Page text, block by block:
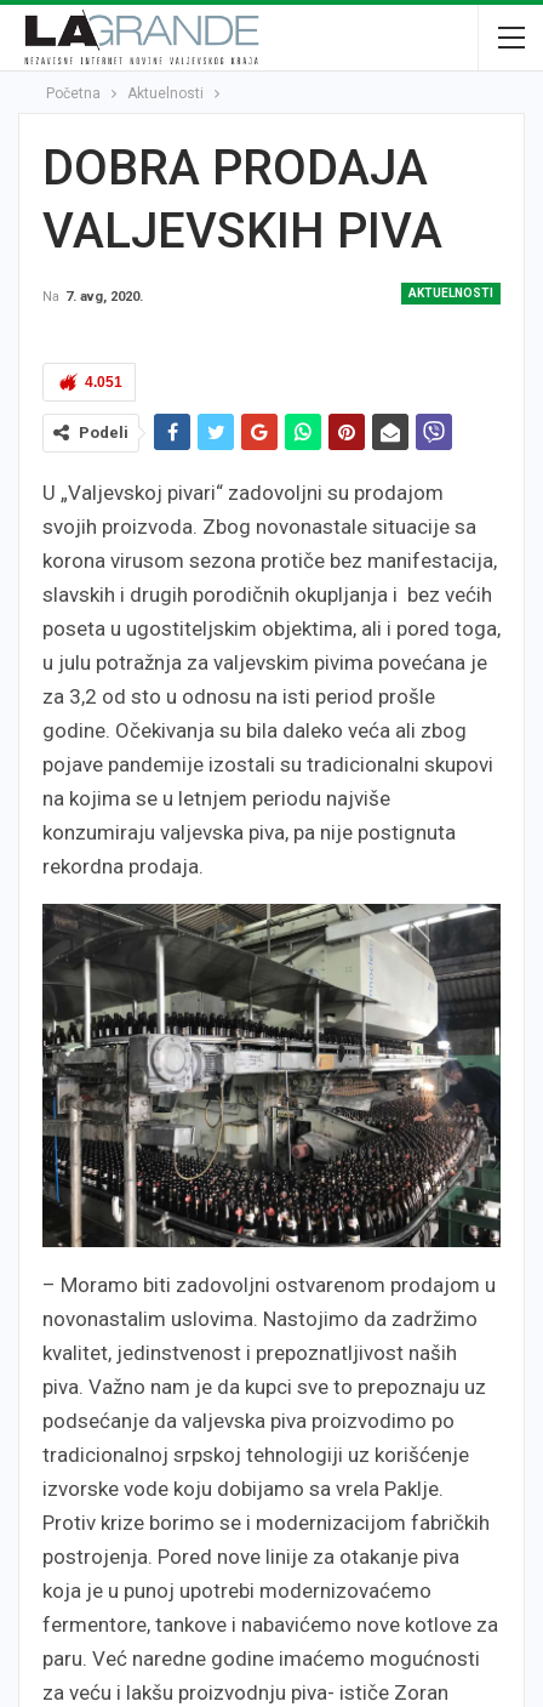
Početna Aktuelnosti
DOBRA PRODAJA
VALJEVSKIH PIVA
AKTUELNOSTI
Na 7. avg, 2020.
4.051
Podeli
U „Valjevskoj pivari“ zadovoljni su prodajom
svojih proizvoda. Zbog novonastale situacije sa
korona virusom sezona protiče bez manifestacija,
slavskih i drugih porodičnih okupljanja i bez većih
poseta u ugostiteljskim objektima, ali i pored toga,
u julu potražnja za valjevskim pivima povećana je
za 3,2 od sto u odnosu na isti period prošle
godine. Očekivanja su bila daleko veća ali zbog
pojave pandemije izostali su tradicionalni skupovi
na kojima se u letnjem periodu najviše
konzumiraju valjevska piva, pa nije postignuta
rekordna prodaja.
– Moramo biti zadovoljni ostvarenom prodajom u
novonastalim uslovima. Nastojimo da zadržimo
kvalitet, jedinstvenost i prepoznatljivost naših
piva. Važno nam je da kupci sve to prepoznaju uz
podsećanje da valjevska piva proizvodimo po
tradicionalnoj srpskoj tehnologiji uz korišćenje
izvorske vode koju dobijamo sa vrela Paklje.
Protiv krize borimo se i modernizacijom fabričkih
postrojenja. Pored nove linije za otakanje piva
koja je u punoj upotrebi modernizovaćemo
fermentore, tankove i nabavićemo nove kotlove za
paru. Već naredne godine imaćemo mogućnosti
za veću i lakšu proizvodnju piva- ističe Zoran